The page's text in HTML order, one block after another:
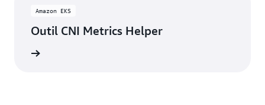
Amazon EKS
Outil CNI Metrics Helper